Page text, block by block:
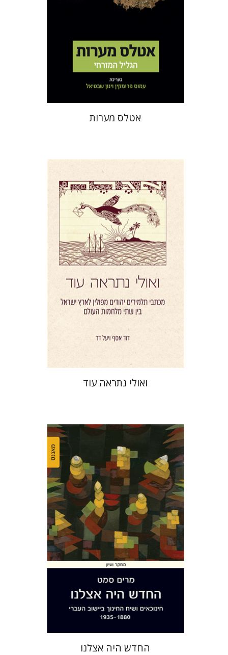
הנחת אתר ספר מודפס
$56
$50
אטלס מערות
יעל דר דוד אסף
הנחת אתר ספר מודפס
$46
$41
ואולי נתראה עוד
מרים סמט
הנחת אתר ספר מודפס
$42
$38
החדש היה אצלנו